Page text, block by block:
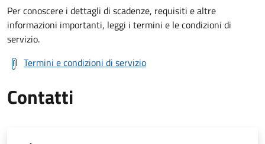
Per conoscere i dettagli di scadenze, requisiti e altre
informazioni importanti, leggi i termini e le condizioni di
servizio.
Termini e condizioni di servizio
Contatti